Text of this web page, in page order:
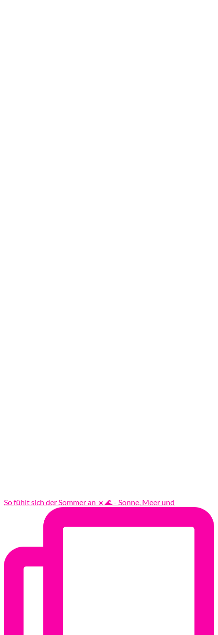
So fühlt sich der Sommer an ☀️🌊 - Sonne, Meer und